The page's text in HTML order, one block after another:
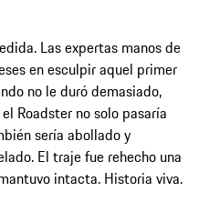
Las expertas manos de
en esculpir aquel primer
no le duró demasiado,
Roadster no solo pasaría
sería abollado y
El traje fue rehecho una
intacta. Historia viva.